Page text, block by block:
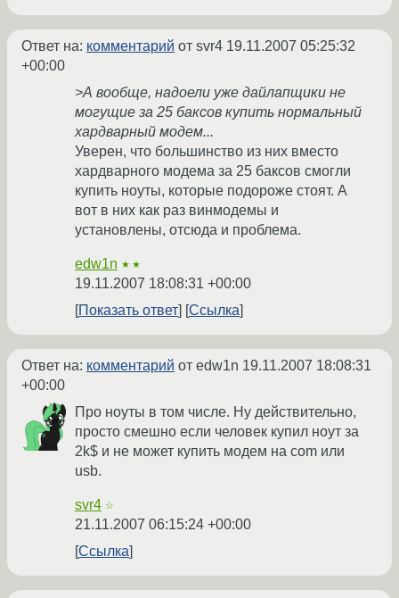
Ответ на: комментарий от svr4 19.11.2007 05:25:32
+00:00
>А вообще, надоели уже дайлапщики не
могущие за 25 баксов купить нормальный
хардварный модем...
Уверен, что большинство из них вместо
хардварного модема за 25 баксов смогли
купить ноуты, которые подороже стоят. А
вот в них как раз винмодемы и
установлены, отсюда и проблема.
edw1n ★★
19.11.2007 18:08:31 +00:00
Показать ответ
Ссылка
Ответ на: комментарий от edw1n 19.11.2007 18:08:31
+00:00
Про ноуты в том числе. Ну действительно,
просто смешно если человек купил ноут за
2k$ и не может купить модем на com или
usb.
svr4 ☆
21.11.2007 06:15:24 +00:00
Ссылка